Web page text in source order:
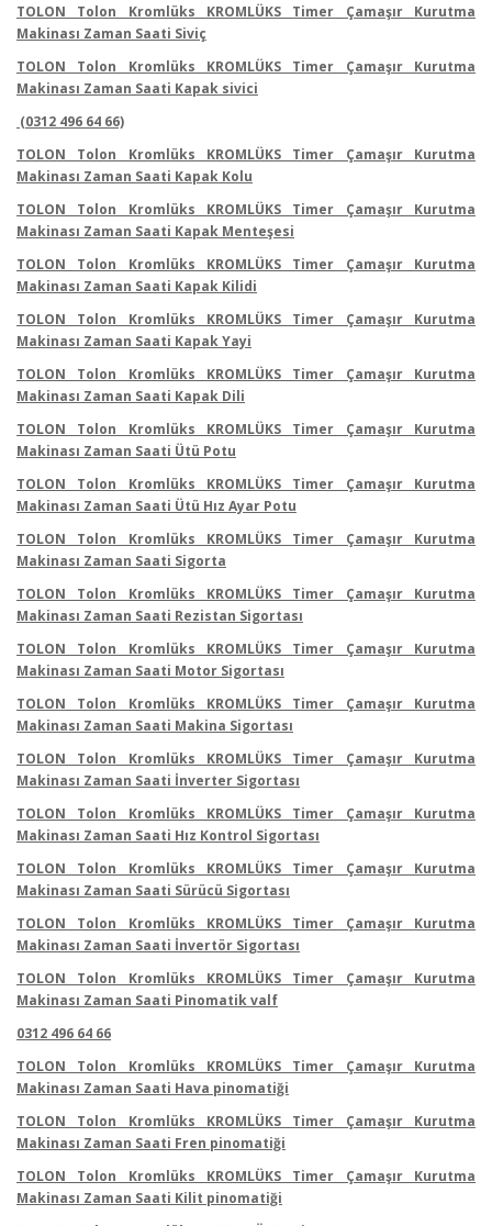
TOLON Tolon Kromlüks KROMLÜKS Timer Çamaşır Kurutma
Makinası Zaman Saati Siviç
TOLON Tolon Kromlüks KROMLÜKS Timer Çamaşır Kurutma
Makinası Zaman Saati Kapak sivici
(0312 496 64 66)
TOLON Tolon Kromlüks KROMLÜKS Timer Çamaşır Kurutma
Makinası Zaman Saati Kapak Kolu
TOLON Tolon Kromlüks KROMLÜKS Timer Çamaşır Kurutma
Makinası Zaman Saati Kapak Menteşesi
TOLON Tolon Kromlüks KROMLÜKS Timer Çamaşır Kurutma
Makinası Zaman Saati Kapak Kilidi
TOLON Tolon Kromlüks KROMLÜKS Timer Çamaşır Kurutma
Makinası Zaman Saati Kapak Yayi
TOLON Tolon Kromlüks KROMLÜKS Timer Çamaşır Kurutma
Makinası Zaman Saati Kapak Dili
TOLON Tolon Kromlüks KROMLÜKS Timer Çamaşır Kurutma
Makinası Zaman Saati Ütü Potu
TOLON Tolon Kromlüks KROMLÜKS Timer Çamaşır Kurutma
Makinası Zaman Saati Ütü Hız Ayar Potu
TOLON Tolon Kromlüks KROMLÜKS Timer Çamaşır Kurutma
Makinası Zaman Saati Sigorta
TOLON Tolon Kromlüks KROMLÜKS Timer Çamaşır Kurutma
Makinası Zaman Saati Rezistan Sigortası
TOLON Tolon Kromlüks KROMLÜKS Timer Çamaşır Kurutma
Makinası Zaman Saati Motor Sigortası
TOLON Tolon Kromlüks KROMLÜKS Timer Çamaşır Kurutma
Makinası Zaman Saati Makina Sigortası
TOLON Tolon Kromlüks KROMLÜKS Timer Çamaşır Kurutma
Makinası Zaman Saati İnverter Sigortası
TOLON Tolon Kromlüks KROMLÜKS Timer Çamaşır Kurutma
Makinası Zaman Saati Hız Kontrol Sigortası
TOLON Tolon Kromlüks KROMLÜKS Timer Çamaşır Kurutma
Makinası Zaman Saati Sürücü Sigortası
TOLON Tolon Kromlüks KROMLÜKS Timer Çamaşır Kurutma
Makinası Zaman Saati İnvertör Sigortası
TOLON Tolon Kromlüks KROMLÜKS Timer Çamaşır Kurutma
Makinası Zaman Saati Pinomatik valf
0312 496 64 66
TOLON Tolon Kromlüks KROMLÜKS Timer Çamaşır Kurutma
Makinası Zaman Saati Hava pinomatiği
TOLON Tolon Kromlüks KROMLÜKS Timer Çamaşır Kurutma
Makinası Zaman Saati Fren pinomatiği
TOLON Tolon Kromlüks KROMLÜKS Timer Çamaşır Kurutma
Makinası Zaman Saati Kilit pinomatiği